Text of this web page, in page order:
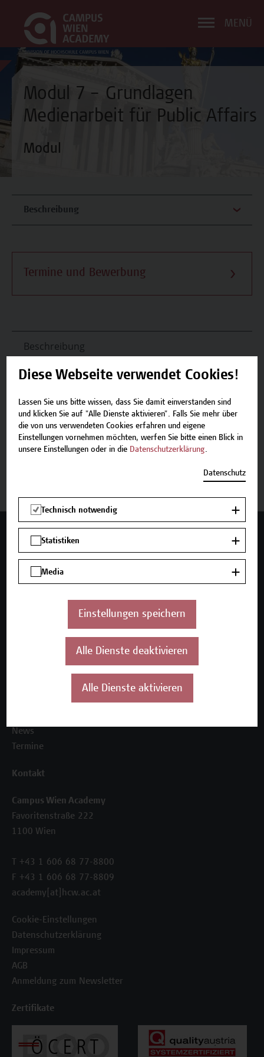
MENÜ
Modul 7 – Grundlagen
Medienarbeit für Public Affairs
Modul
Beschreibung
Termine und Bewerbung
Beschreibung
Termine und Bewerbung
Zurück zum Zertifikatsprogramm
Mehr Infos gewünscht?
Seminare und Zertifikatsprogramme
Inhouse-Weiterbildung
Die Campus Wien Academy
Referenzen und Partner*innen
News
Termine
Kontakt
Campus Wien Academy
Favoritenstraße 222
1100 Wien
T +43 1 606 68 77-8800
F +43 1 606 68 77-8809
academy[at]hcw.ac.at
Cookie-Einstellungen
Datenschutzerklärung
Impressum
AGB
Anmeldung zum Newsletter
Zertifikate
Diese Webseite verwendet Cookies!
Lassen Sie uns bitte wissen, dass Sie damit einverstanden sind
und klicken Sie auf "Alle Dienste aktivieren". Falls Sie mehr über
die von uns verwendeten Cookies erfahren und eigene
Einstellungen vornehmen möchten, werfen Sie bitte einen Blick in
unsere Einstellungen oder in die Datenschutzerklärung.
Datenschutz
Technisch notwendig
Statistiken
Media
Einstellungen speichern
Alle Dienste deaktivieren
Alle Dienste aktivieren